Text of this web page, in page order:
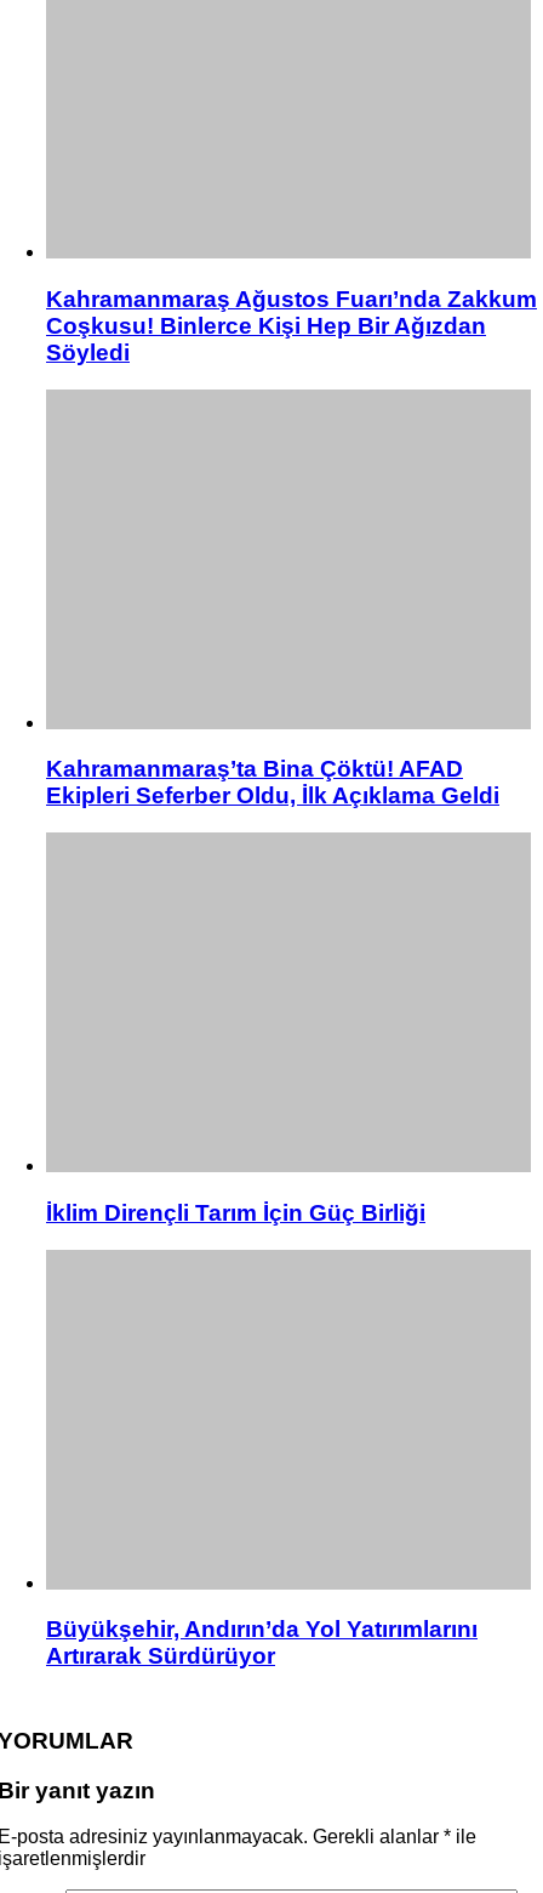
Kahramanmaraş Ağustos Fuarı’nda Zakkum
Coşkusu! Binlerce Kişi Hep Bir Ağızdan
Söyledi
Kahramanmaraş’ta Bina Çöktü! AFAD
Ekipleri Seferber Oldu, İlk Açıklama Geldi
İklim Dirençli Tarım İçin Güç Birliği
Büyükşehir, Andırın’da Yol Yatırımlarını
Artırarak Sürdürüyor
yanıt yazın
posta adresiniz yayınlanmayacak. Gerekli alanlar * ile